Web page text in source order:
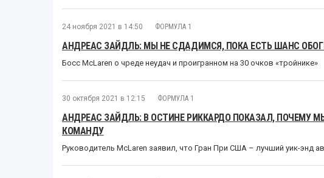
24 ноября 2021 в 14:50 ФОРМУЛА 1
АНДРЕАС ЗАЙДЛЬ: МЫ НЕ СДАДИМСЯ, ПОКА ЕСТЬ ШАНС
Босс McLaren о чреде неудач и проигранном на 30 очков «тройнике»
30 октября 2021 в 12:15 ФОРМУЛА 1
АНДРЕАС ЗАЙДЛЬ: В ОСТИНЕ РИККАРДО ПОКАЗАЛ, ПОЧЕМУ
КОМАНДУ
Руководитель McLaren заявил, что Гран При США – лучший уик-энд